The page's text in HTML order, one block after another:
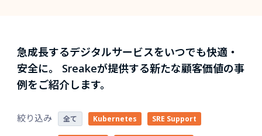
急成長するデジタルサービスをいつでも快適・
安全に。
Sreakeが提供する新たな顧客価値の事
例をご紹介します。
全て Kubernetes SRE Support